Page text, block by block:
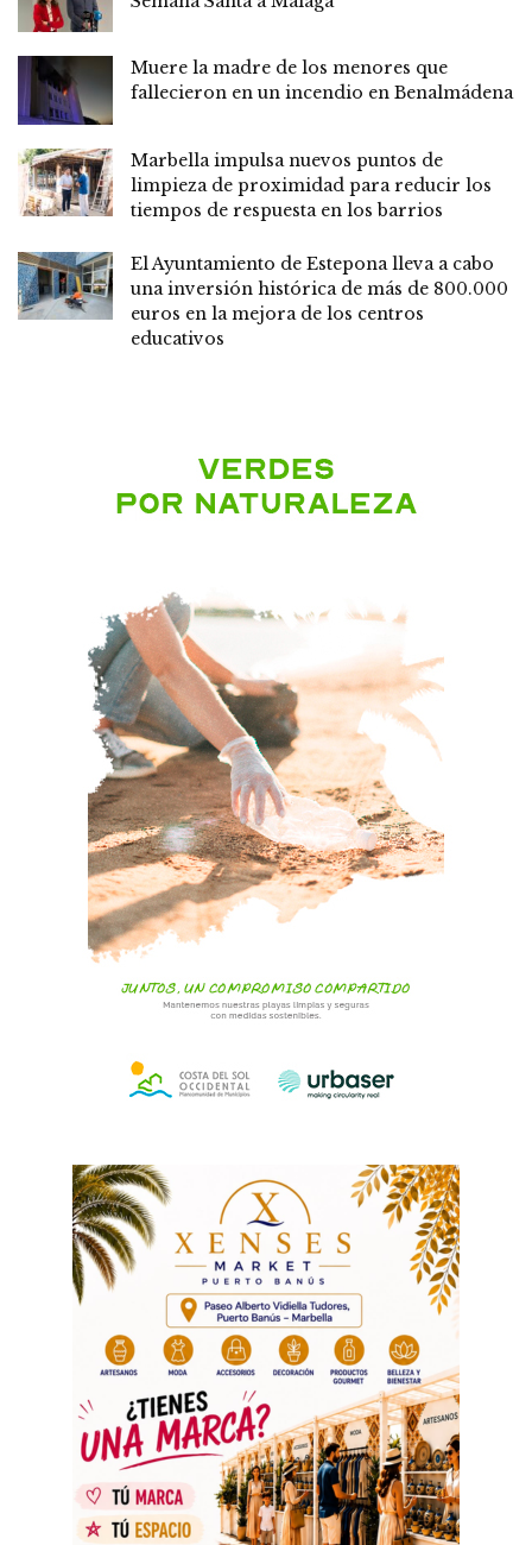
Muere la madre de los menores que
fallecieron en un incendio en Benalmádena
Marbella impulsa nuevos puntos de
limpieza de proximidad para reducir los
tiempos de respuesta en los barrios
El Ayuntamiento de Estepona lleva a cabo
una inversión histórica de más de 800.000
euros en la mejora de los centros
educativos